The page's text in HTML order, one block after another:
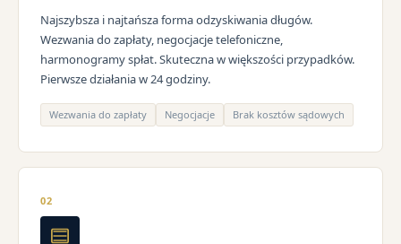
Najszybsza i najtańsza forma odzyskiwania długów.
Wezwania do zapłaty, negocjacje telefoniczne,
harmonogramy spłat. Skuteczna w większości przypadków.
Pierwsze działania w 24 godziny.
Wezwania do zapłaty Negocjacje Brak kosztów sądowych
02